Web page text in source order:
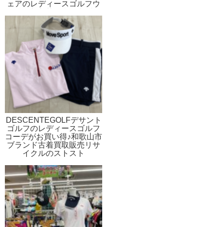
ェアのレディースゴルフウ
ンド古着買取販売リサイク
ルのストスト
DESCENTEGOLFデサント
ゴルフのレディースゴルフ
コーデがお買い得♪和歌山市
ブランド古着買取販売リサ
イクルのストスト